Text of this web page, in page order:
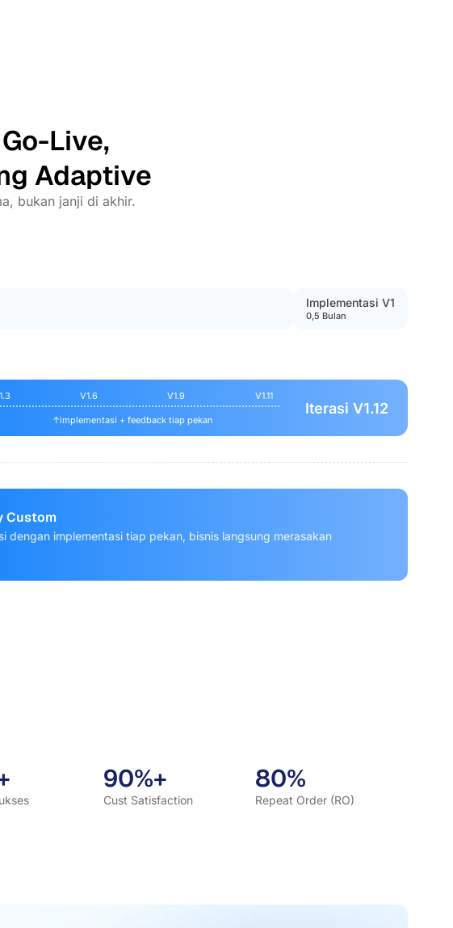
Live,
Adaptive
bukan janji di akhir.
Implementasi V1
0,5 Bulan
V1.6 V1.9 V1.11
↑implementasi + feedback tiap pekan
Iterasi V1.12
Custom
dengan implementasi tiap pekan, bisnis langsung merasakan
90%+
Cust Satisfaction
80%
Repeat Order (RO)